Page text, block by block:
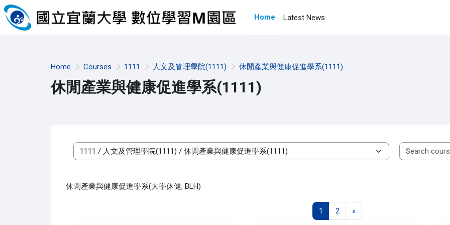
Skip to main content
Home
Latest News
Home Courses 1111 人文及管理學院(1111) 休閒產業與健康促進學系(1111)
休閒產業與健康促進學系(1111)
Course categories
休閒產業與健康促進學系(大學休健, BLH)
1 Page 1
2 Page 2
»Next page